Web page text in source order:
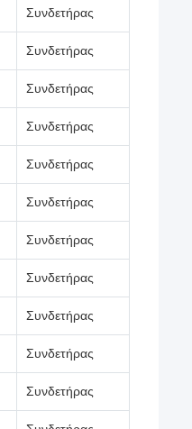
Συνδετήρας
Συνδετήρας
Συνδετήρας
Συνδετήρας
Συνδετήρας
Συνδετήρας
Συνδετήρας
Συνδετήρας
Συνδετήρας
Συνδετήρας
Συνδετήρας